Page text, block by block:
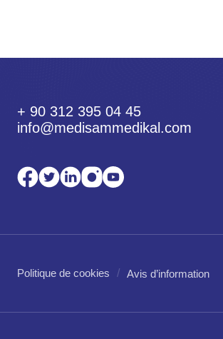
+ 90 312 395 04 45
info@medisammedikal.com
Politique de cookies Avis d’information